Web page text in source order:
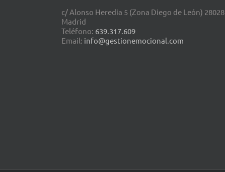
c/ Alonso Heredia 5 (Zona Diego de León) 28028
Madrid
Teléfono: 639.317.609
Email: info@gestionemocional.com